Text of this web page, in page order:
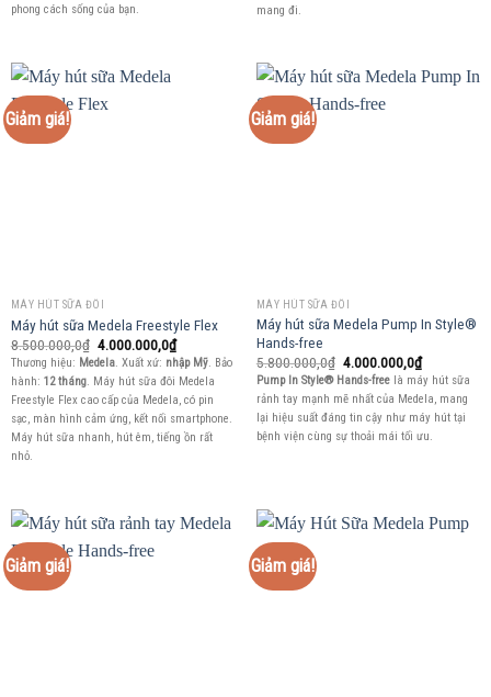
phong cách sống của bạn.
mang đi.
Giảm giá!
MÁY HÚT SỮA ĐÔI
Máy hút sữa Medela Freestyle Flex
8.500.000,0₫ Giá
gốc
là:
8.500.000,0₫.
4.000.000,0₫Giá
hiện
tại
là:
4.000.000,0₫.
Thương hiệu: Medela. Xuất xứ: nhập Mỹ. Bảo
hành: 12 tháng. Máy hút sữa đôi Medela
Freestyle Flex cao cấp của Medela, có pin
sạc, màn hình cảm ứng, kết nối smartphone.
Máy hút sữa nhanh, hút êm, tiếng ồn rất
nhỏ.
Giảm giá!
MÁY HÚT SỮA ĐÔI
Máy hút sữa Medela Pump In Style®
Hands-free
5.800.000,0₫ Giá
gốc
là:
5.800.000,0₫.
4.000.000,0₫Giá
hiện
tại
là:
Pump In Style® Hands-freelà máy hút sữa
rảnh tay mạnh mẽ nhất của Medela, mang
lại hiệu suất đáng tin cậy như máy hút tại
bệnh viện cùng sự thoải mái tối ưu.
Giảm giá! Giảm giá!